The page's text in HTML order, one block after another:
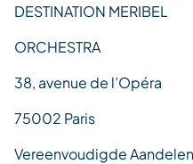
DESTINATION MERIBEL
ORCHESTRA
38, avenue de l’Opéra
75002 Paris
Vereenvoudigde